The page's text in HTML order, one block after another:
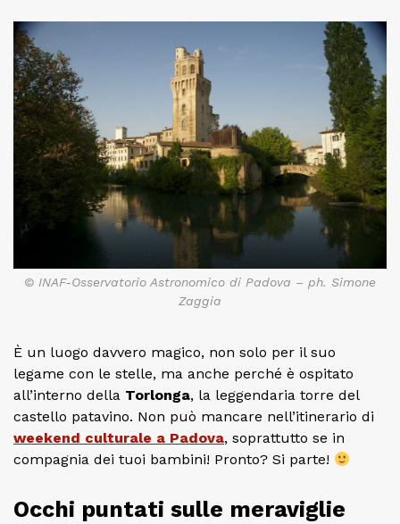
© INAF-Osservatorio Astronomico di Padova – ph. Simone
Zaggia
È un luogo davvero magico, non solo per il suo
legame con le stelle, ma anche perché è ospitato
all’interno della Torlonga, la leggendaria torre del
castello patavino. Non può mancare nell’itinerario di
weekend culturale a Padova, soprattutto se in
compagnia dei tuoi bambini! Pronto? Si parte!
Occhi puntati sulle meraviglie